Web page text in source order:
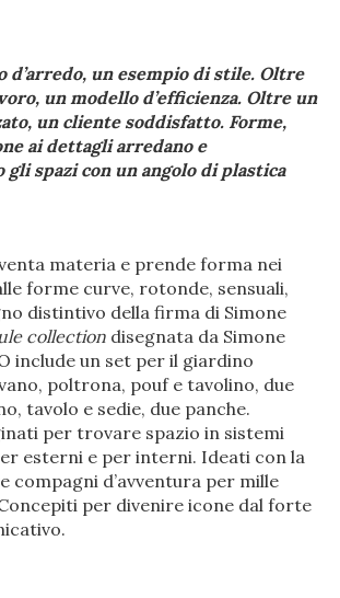
d’arredo, un esempio di stile. Oltre
un modello d’efficienza. Oltre un
un cliente soddisfatto. Forme,
ai dettagli arredano e
gli spazi con un angolo di plastica
materia e prende forma nei
forme curve, rotonde, sensuali,
distintivo della firma di Simone
collection disegnata da Simone
include un set per il giardino
poltrona, pouf e tavolino, due
tavolo e sedie, due panche.
per trovare spazio in sistemi
esterni e per interni. Ideati con la
compagni d’avventura per mille
per divenire icone dal forte